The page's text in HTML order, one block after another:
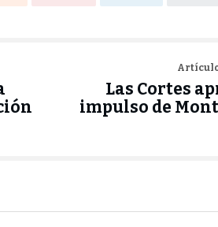
Las Cortes
impulso de